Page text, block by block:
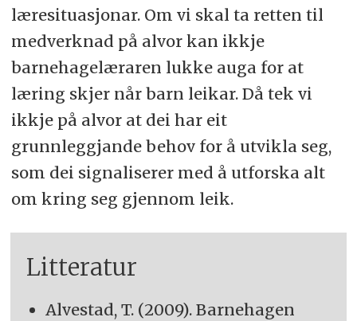
læresituasjonar. Om vi skal ta retten til
medverknad på alvor kan ikkje
barnehagelæraren lukke auga for at
læring skjer når barn leikar. Då tek vi
ikkje på alvor at dei har eit
grunnleggjande behov for å utvikla seg,
som dei signaliserer med å utforska alt
om kring seg gjennom leik.
Litteratur
Alvestad, T. (2009). Barnehagen